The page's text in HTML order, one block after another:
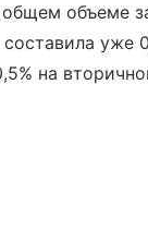
объеме
уже
на